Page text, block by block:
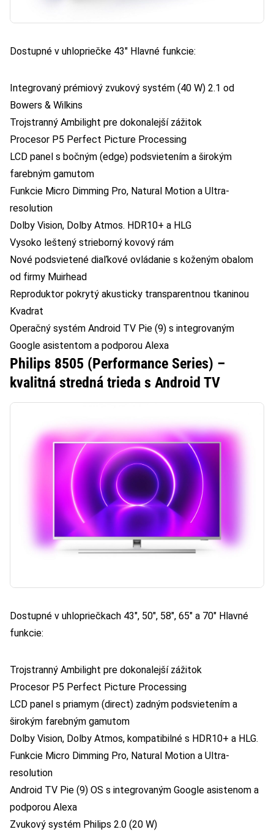
Dostupné v uhlopriečke 43″ Hlavné funkcie:
Integrovaný prémiový zvukový systém (40 W) 2.1 od
Bowers & Wilkins
Trojstranný Ambilight pre dokonalejší zážitok
Procesor P5 Perfect Picture Processing
LCD panel s bočným (edge) podsvietením a širokým
farebným gamutom
Funkcie Micro Dimming Pro, Natural Motion a Ultra-
resolution
Dolby Vision, Dolby Atmos. HDR10+ a HLG
Vysoko leštený strieborný kovový rám
Nové podsvietené diaľkové ovládanie s koženým obalom
od firmy Muirhead
Reproduktor pokrytý akusticky transparentnou tkaninou
Kvadrat
Operačný systém Android TV Pie (9) s integrovaným
Google asistentom a podporou Alexa
Philips 8505 (Performance Series) –
kvalitná stredná trieda s Android TV
Dostupné v uhlopriečkach 43″, 50″, 58″, 65″ a 70″ Hlavné
funkcie:
Trojstranný Ambilight pre dokonalejší zážitok
Procesor P5 Perfect Picture Processing
LCD panel s priamym (direct) zadným podsvietením a
širokým farebným gamutom
Dolby Vision, Dolby Atmos, kompatibilné s HDR10+ a HLG.
Funkcie Micro Dimming Pro, Natural Motion a Ultra-
resolution
Android TV Pie (9) OS s integrovaným Google asistenom a
podporou Alexa
Zvukový systém Philips 2.0 (20 W)